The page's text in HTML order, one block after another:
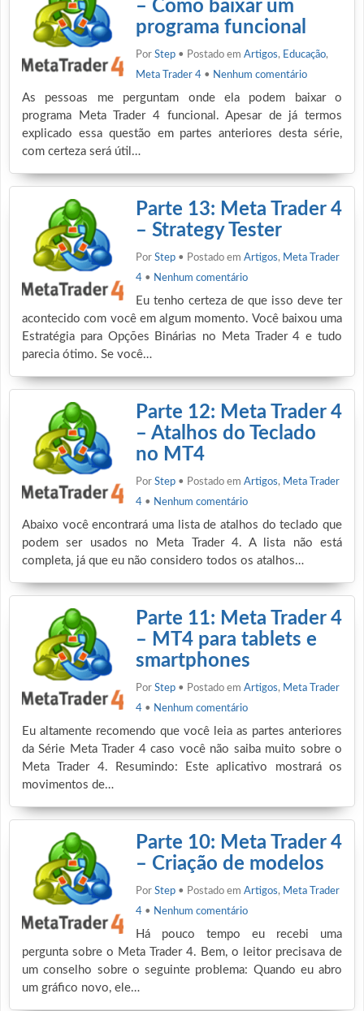
– Como baixar um
programa funcional
Por Step • Postado em Artigos, Educação,
Meta Trader 4 • Nenhum comentário
As pessoas me perguntam onde ela podem baixar o
programa Meta Trader 4 funcional. Apesar de já termos
explicado essa questão em partes anteriores desta série,
com certeza será útil…
Parte 13: Meta Trader 4
– Strategy Tester
Por Step • Postado em Artigos, Meta Trader
4 • Nenhum comentário
Eu tenho certeza de que isso deve ter
acontecido com você em algum momento. Você baixou uma
Estratégia para Opções Binárias no Meta Trader 4 e tudo
parecia ótimo. Se você…
Parte 12: Meta Trader 4
– Atalhos do Teclado
no MT4
Por Step • Postado em Artigos, Meta Trader
4 • Nenhum comentário
Abaixo você encontrará uma lista de atalhos do teclado que
podem ser usados no Meta Trader 4. A lista não está
completa, já que eu não considero todos os atalhos…
Parte 11: Meta Trader 4
– MT4 para tablets e
smartphones
Por Step • Postado em Artigos, Meta Trader
4 • Nenhum comentário
Eu altamente recomendo que você leia as partes anteriores
da Série Meta Trader 4 caso você não saiba muito sobre o
Meta Trader 4. Resumindo: Este aplicativo mostrará os
movimentos de…
Parte 10: Meta Trader 4
– Criação de modelos
Por Step • Postado em Artigos, Meta Trader
4 • Nenhum comentário
Há pouco tempo eu recebi uma
pergunta sobre o Meta Trader 4. Bem, o leitor precisava de
um conselho sobre o seguinte problema: Quando eu abro
um gráfico novo, ele…